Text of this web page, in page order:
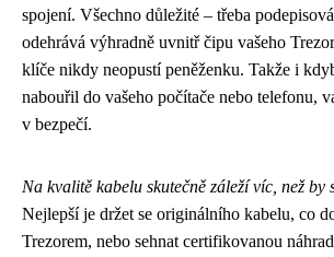
spojení. Všechno důležité – třeba
odehrává výhradně uvnitř čipu vašeho
klíče nikdy neopustí peněženku. Takže i
nabouřil do vašeho počítače nebo telefonu,
v bezpečí.
Na kvalitě kabelu skutečně záleží víc, než by
Nejlepší je držet se originálního kabelu, co
Trezorem, nebo sehnat certifikovanou